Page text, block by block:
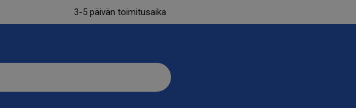
3-5 päivän toimitusaika